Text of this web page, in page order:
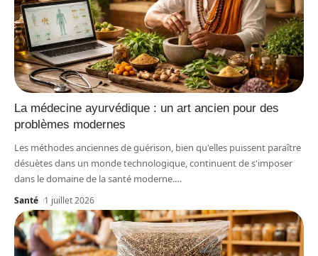
La médecine ayurvédique : un art ancien pour des
problèmes modernes
Les méthodes anciennes de guérison, bien qu'elles puissent paraître
désuètes dans un monde technologique, continuent de s'imposer
dans le domaine de la santé moderne.…
Santé 1 juillet 2026